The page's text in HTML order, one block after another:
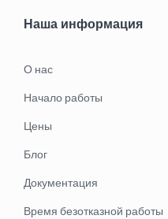
Наша информация
О нас
Начало работы
Цены
Блог
Документация
Время безотказной работы